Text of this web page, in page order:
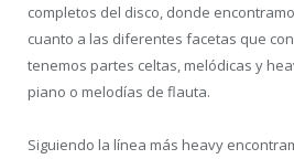
completos del disco, donde
cuanto a las diferentes facetas que
tenemos partes celtas, melódicas y
piano o melodías de flauta.
Siguiendo la línea más heavy